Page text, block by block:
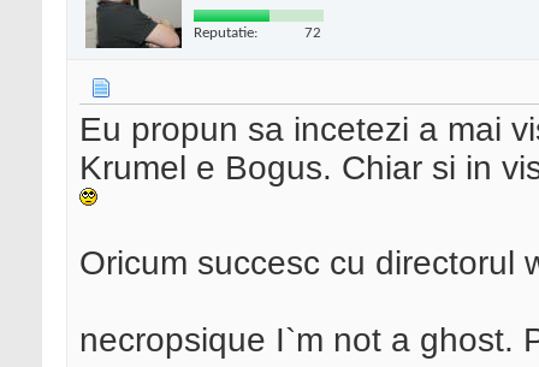
Reputatie: 72
Eu propun sa incetezi a mai
Krumel e Bogus. Chiar si in
Oricum succesc cu directorul
necropsique I`m not a ghost.